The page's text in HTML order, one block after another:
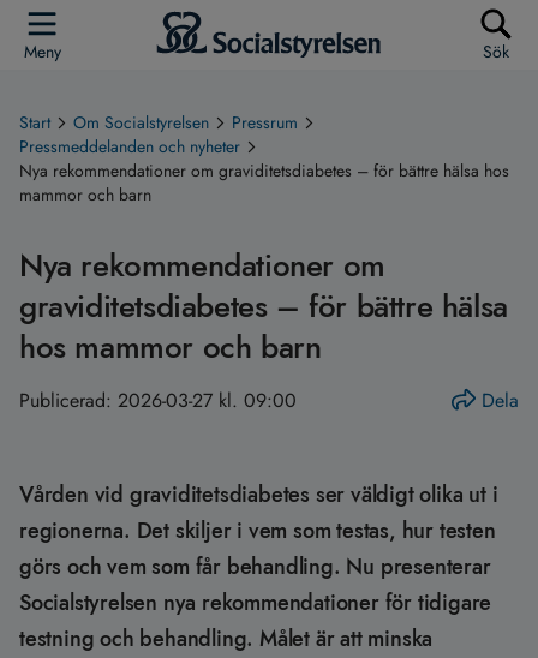
Meny Sök
Start Om Socialstyrelsen
Pressrum
Pressmeddelanden och nyheter
Nya rekommendationer om graviditetsdiabetes – för bättre hälsa hos
mammor och barn
Nya rekommendationer om
graviditetsdiabetes – för bättre hälsa
hos mammor och barn
Publicerad: 2026-03-27 kl. 09:00 Dela
Vården vid graviditetsdiabetes ser väldigt olika ut i
regionerna. Det skiljer i vem som testas, hur testen
görs och vem som får behandling. Nu presenterar
Socialstyrelsen nya rekommendationer för tidigare
testning och behandling. Målet är att minska